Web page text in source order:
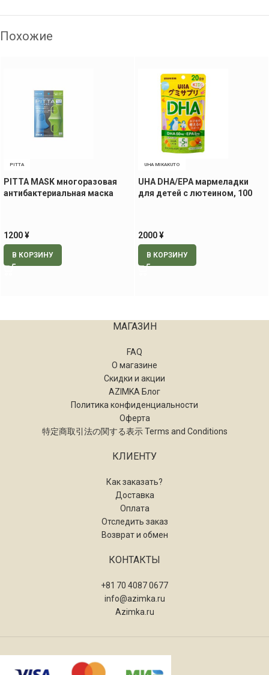
Похожие
PITTA
PITTA MASK многоразовая
антибактериальная маска
1200¥
В КОРЗИНУ
UHA MIKAKUTO
UHA DHA/EPA мармеладки
для детей с лютеином, 100
2000¥
В КОРЗИНУ
МАГАЗИН
FAQ
О магазине
Скидки и акции
AZIMKA Блог
Политика конфиденциальности
Оферта
特定商取引法の関する表示 Terms and Conditions
КЛИЕНТУ
Как заказать?
Доставка
Оплата
Отследить заказ
Возврат и обмен
КОНТАКТЫ
+81 70 4087 0677
info@azimka.ru
Azimka.ru